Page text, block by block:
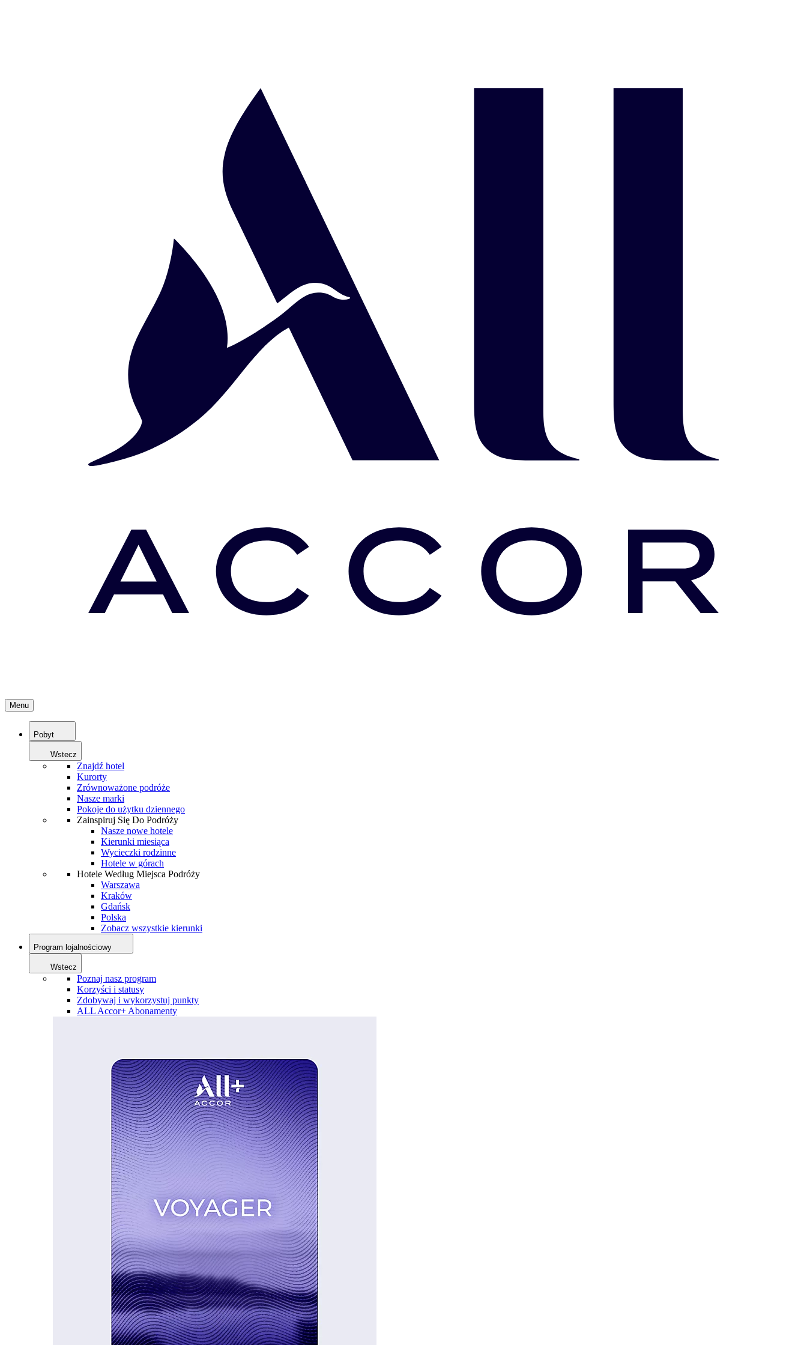
Menu
Pobyt
Wstecz
Znajdź hotel
Kurorty
Zrównoważone podróże
Nasze marki
Pokoje do użytku dziennego
Zainspiruj Się Do Podróży
Nasze nowe hotele
Kierunki miesiąca
Wycieczki rodzinne
Hotele w górach
Hotele Według Miejsca Podróży
Warszawa
Kraków
Gdańsk
Polska
Zobacz wszystkie kierunki
Program lojalnościowy
Wstecz
Poznaj nasz program
Korzyści i statusy
Zdobywaj i wykorzystuj punkty
ALL Accor+ Abonamenty